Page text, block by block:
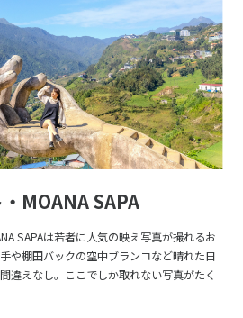
MOANA SAPA
SAPAは若者に人気の映え写真が撮れるお
や棚田バックの空中ブランコなど晴れた日
違えなし。ここでしか取れない写真がたく